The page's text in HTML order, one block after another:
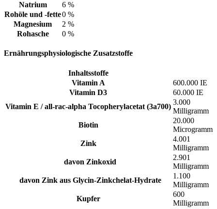
Natrium
6 %
Rohöle und -fette0 %
Magnesium
2 %
Rohasche
0 %
Ernährungsphysiologische Zusatzstoffe
Inhaltsstoffe
Vitamin A
600.000 IE
Vitamin D3
60.000 IE
Vitamin E / all-rac-alpha Tocopherylacetat (3a700)
3.000
Milligramm
Biotin
20.000
Microgramm
Zink
4.001
Milligramm
davon Zinkoxid
2.901
Milligramm
davon Zink aus Glycin-Zinkchelat-Hydrate
1.100
Milligramm
Kupfer
600
Milligramm